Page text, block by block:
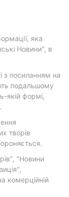
яка
Новини", в
з посиланням на
подальшому
якій формі,
творів
"Новини
комерційній